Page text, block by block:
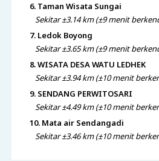
6. Taman Wisata Sungai
Sekitar ±3.14 km (±9 menit
7. Ledok Boyong
Sekitar ±3.65 km (±9 menit
8. WISATA DESA WATU LEDHEK
Sekitar ±3.94 km (±10 menit
9. SENDANG PERWITOSARI
Sekitar ±4.49 km (±10 menit
10. Mata air Sendangadi
Sekitar ±3.46 km (±10 menit